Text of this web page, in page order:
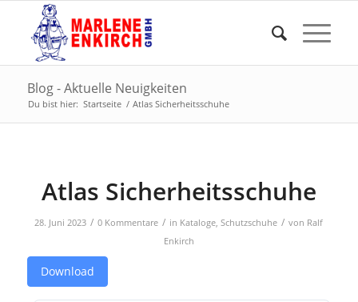
Blog - Aktuelle Neuigkeiten
Du bist hier: Startseite / Atlas Sicherheitsschuhe
Atlas Sicherheitsschuhe
28. Juni 2023 / 0 Kommentare / in Kataloge,Schutzschuhe / von Ralf
Enkirch
Download